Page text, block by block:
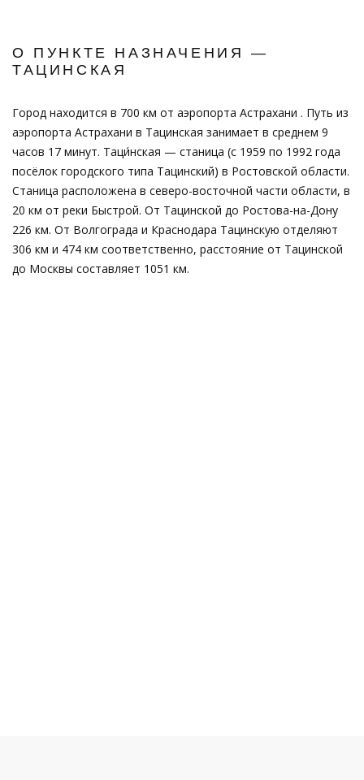
О ПУНКТЕ НАЗНАЧЕНИЯ —
ТАЦИНСКАЯ
Город находится в 700 км от аэропорта Астрахани . Путь из
аэропорта Астрахани в Тацинская занимает в среднем 9
часов 17 минут. Таци́нская — станица (с 1959 по 1992 года
посёлок городского типа Тацинский) в Ростовской области.
Станица расположена в северо-восточной части области, в
20 км от реки Быстрой. От Тацинской до Ростова-на-Дону
226 км. От Волгограда и Краснодара Тацинскую отделяют
306 км и 474 км соответственно, расстояние от Тацинской
до Москвы составляет 1051 км.